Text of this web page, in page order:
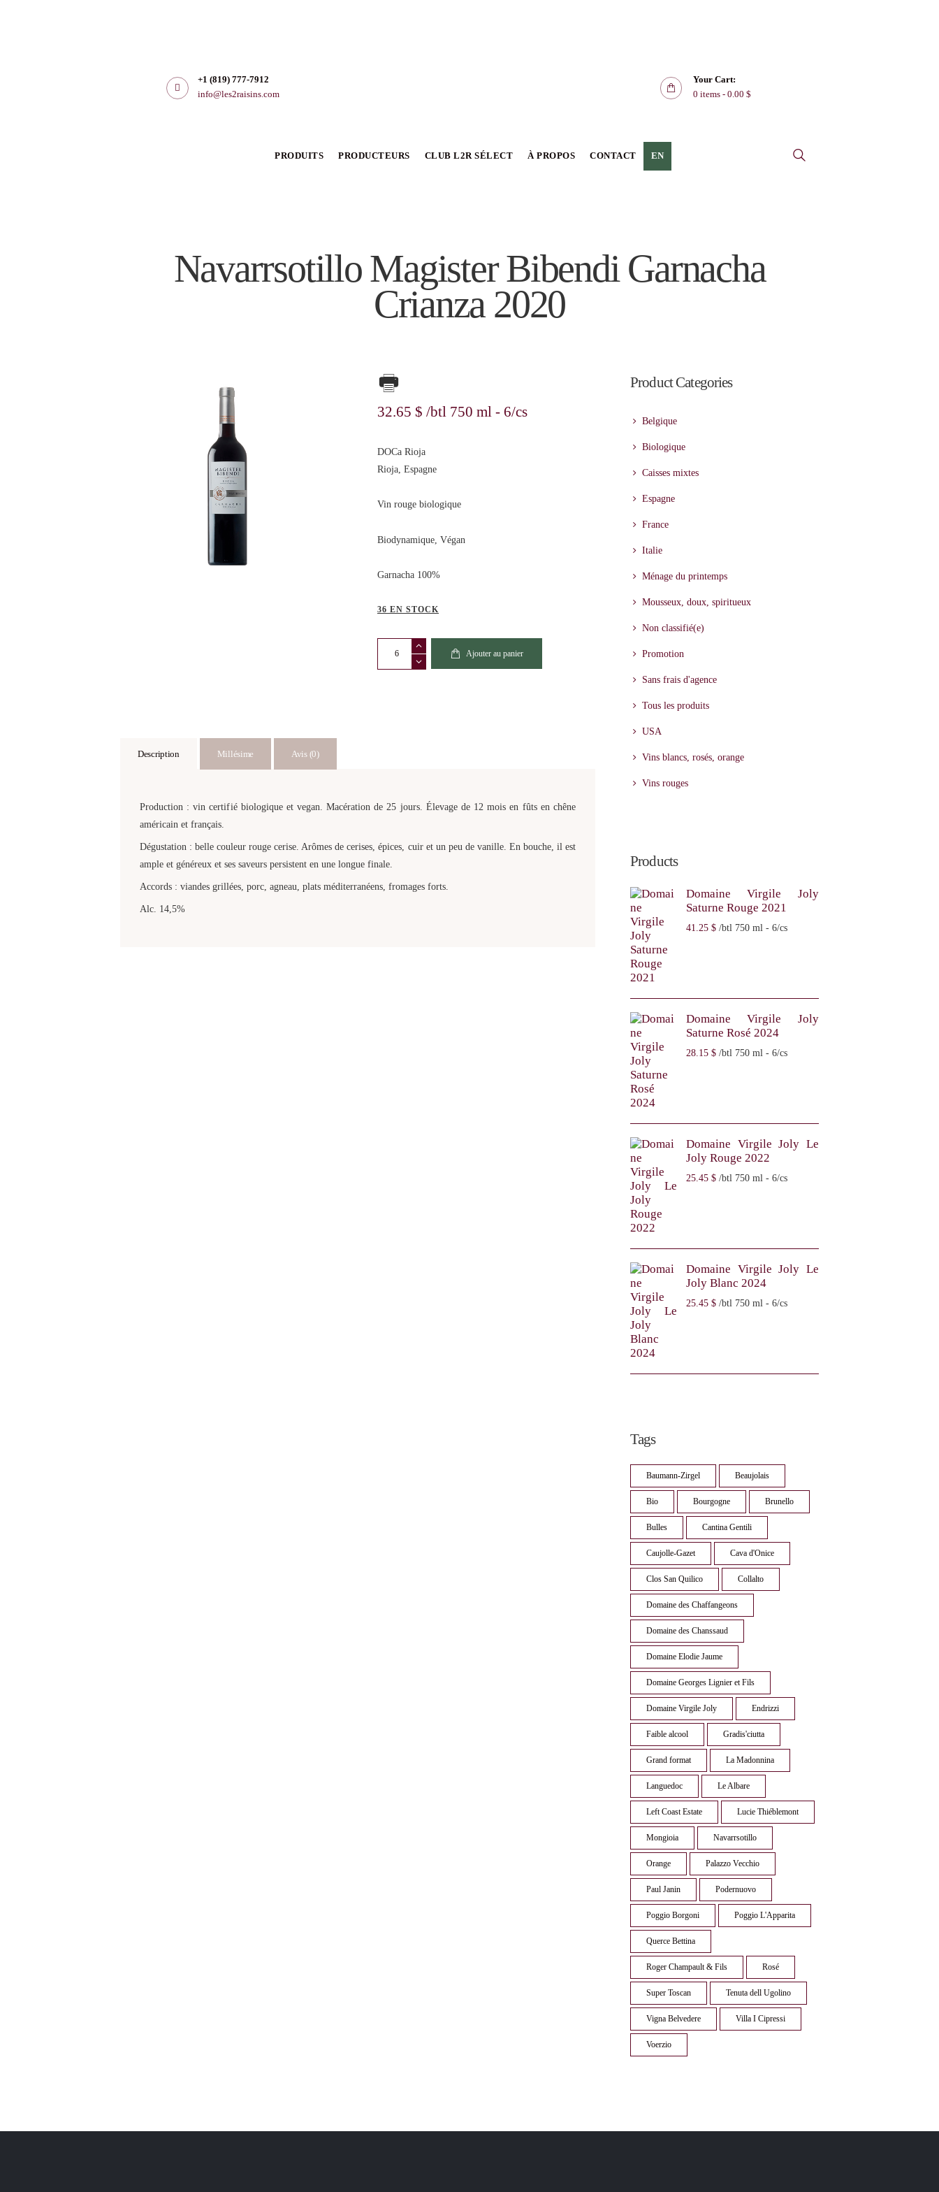
+1 (819) 777-7912
info@les2raisins.com
Your Cart:
0 items -0.00 $
PRODUITS PRODUCTEURS CLUB L2R SÉLECT À PROPOS CONTACT EN
Navarrsotillo Magister Bibendi Garnacha
Crianza 2020
32 65 $ /btl 750 ml - 6/cs
DOCa Rioja
Rioja, Espagne
Vin rouge biologique
Biodynamique, Végan
Garnacha 100%
36 EN STOCK
Ajouter au panier
Description Millésime Avis (0)
Production : vin certifié biologique et vegan. Macération de 25 jours. Élevage de 12 mois en fûts en chêne
américain et français.
Dégustation : belle couleur rouge cerise. Arômes de cerises, épices, cuir et un peu de vanille. En bouche, il est
ample et généreux et ses saveurs persistent en une longue finale.
Accords : viandes grillées, porc, agneau, plats méditerranéens, fromages forts.
Alc. 14,5%
Product Categories
Belgique
Biologique
Caisses mixtes
Espagne
France
Italie
Ménage du printemps
Mousseux, doux, spiritueux
Non classifié(e)
Promotion
Sans frais d'agence
Tous les produits
USA
Vins blancs, rosés, orange
Vins rouges
Products
Domaine Virgile Joly
Saturne Rouge 2021
41 25 $ /btl 750 ml - 6/cs
Domaine Virgile Joly
Saturne Rosé 2024
28 15 $ /btl 750 ml - 6/cs
Domaine Virgile Joly Le
Joly Rouge 2022
25 45 $ /btl 750 ml - 6/cs
Domaine Virgile Joly Le
Joly Blanc 2024
25 45 $ /btl 750 ml - 6/cs
Tags
Baumann-Zirgel Beaujolais
Bio Bourgogne Brunello
Bulles Cantina Gentili
Caujolle-Gazet Cava d'Onice
Clos San Quilico Collalto
Domaine des Chaffangeons
Domaine des Chanssaud
Domaine Elodie Jaume
Domaine Georges Lignier et Fils
Domaine Virgile Joly Endrizzi
Faible alcool Gradis'ciutta
Grand format La Madonnina
Languedoc Le Albare
Left Coast Estate Lucie Thiéblemont
Mongioia Navarrsotillo
Orange Palazzo Vecchio
Paul Janin Podernuovo
Poggio Borgoni Poggio L'Apparita
Querce Bettina
Roger Champault & Fils Rosé
Super Toscan Tenuta dell Ugolino
Vigna Belvedere Villa I Cipressi
Voerzio